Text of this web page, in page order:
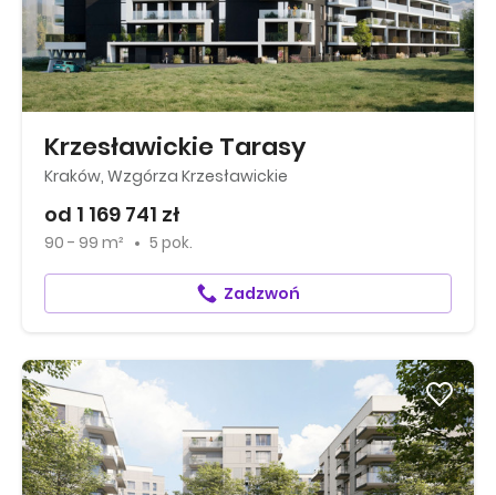
Krzesławickie Tarasy
Kraków, Wzgórza Krzesławickie
od 1 169 741 zł
90 - 99 m² 5 pok.
Zadzwoń